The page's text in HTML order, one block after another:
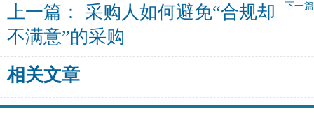
下一
上一篇： 采购人如何避免“合规却
不满意”的采购
相关文章